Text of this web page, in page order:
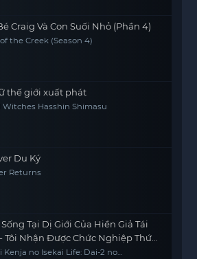
Craig Và Con Suối Nhỏ (Phần 4)
the Creek (Season 4)
thế giới xuất phát
Witches Hasshin Shimasu
Du Ký
Returns
Tại Dị Giới Của Hiền Giả Tái
Tôi Nhận Được Chức Nghiệp Thứ
Đã Trở Thành Người Mạnh Nhất
Kenja no Isekai Life: Dai-2 no